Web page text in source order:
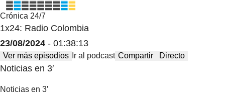
Crónica 24/7
1x24: Radio Colombia
23/08/2024 - 01:38:13
Ver más episodios Ir al podcast Compartir Directo
Noticias en 3′
Noticias en 3′